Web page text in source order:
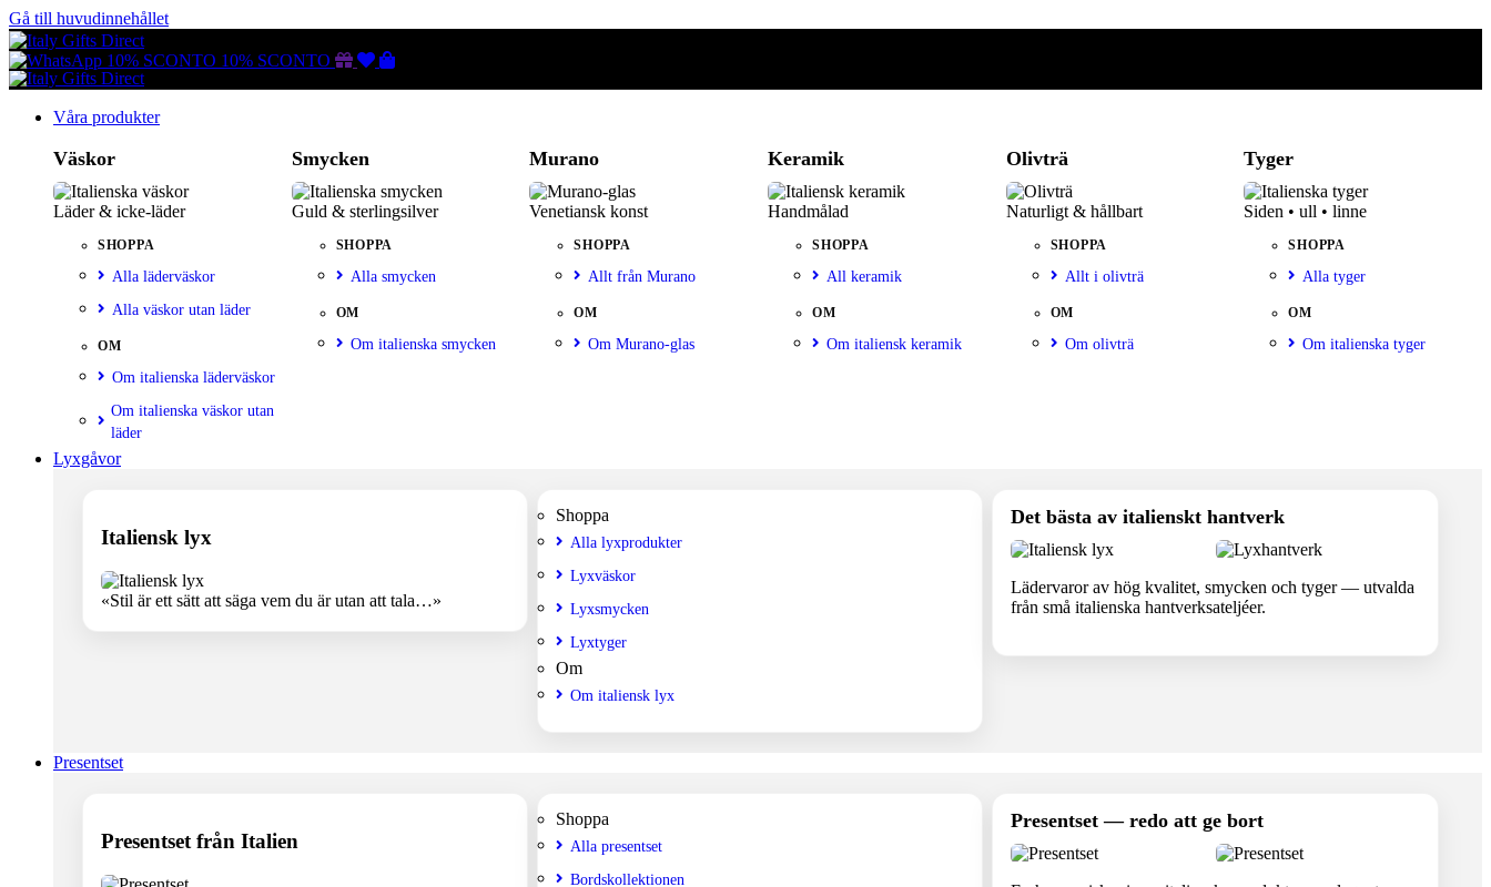
Gå till huvudinnehållet
10% SCONTO 10% SCONTO Gutscheine
Wunschliste
Warenkorb
Våra produkter
Väskor
Läder & icke-läder
SHOPPA
Alla läderväskor
Alla väskor utan läder
OM
Om italienska läderväskor
Om italienska väskor utan
läder
Smycken
Guld & sterlingsilver
SHOPPA
Alla smycken
OM
Om italienska smycken
Murano
Venetiansk konst
SHOPPA
Allt från Murano
OM
Om Murano-glas
Keramik
Handmålad
SHOPPA
All keramik
OM
Om italiensk keramik
Olivträ
Naturligt & hållbart
SHOPPA
Allt i olivträ
OM
Om olivträ
Tyger
Siden • ull • linne
SHOPPA
Alla tyger
OM
Om italienska tyger
Lyxgåvor
Italiensk lyx
«Stil är ett sätt att säga vem du är utan att tala…»
Shoppa
Alla lyxprodukter
Lyxväskor
Lyxsmycken
Lyxtyger
Om
Om italiensk lyx
Det bästa av italienskt hantverk
Lädervaror av hög kvalitet, smycken och tyger — utvalda
från små italienska hantverksateljéer.
Presentset
Presentset från Italien
Shoppa
Alla presentset
Bordskollektionen
Presentset — redo att ge bort